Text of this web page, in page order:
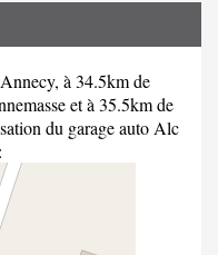
à 34.5km de
et à 35.5km de
du garage auto Alc